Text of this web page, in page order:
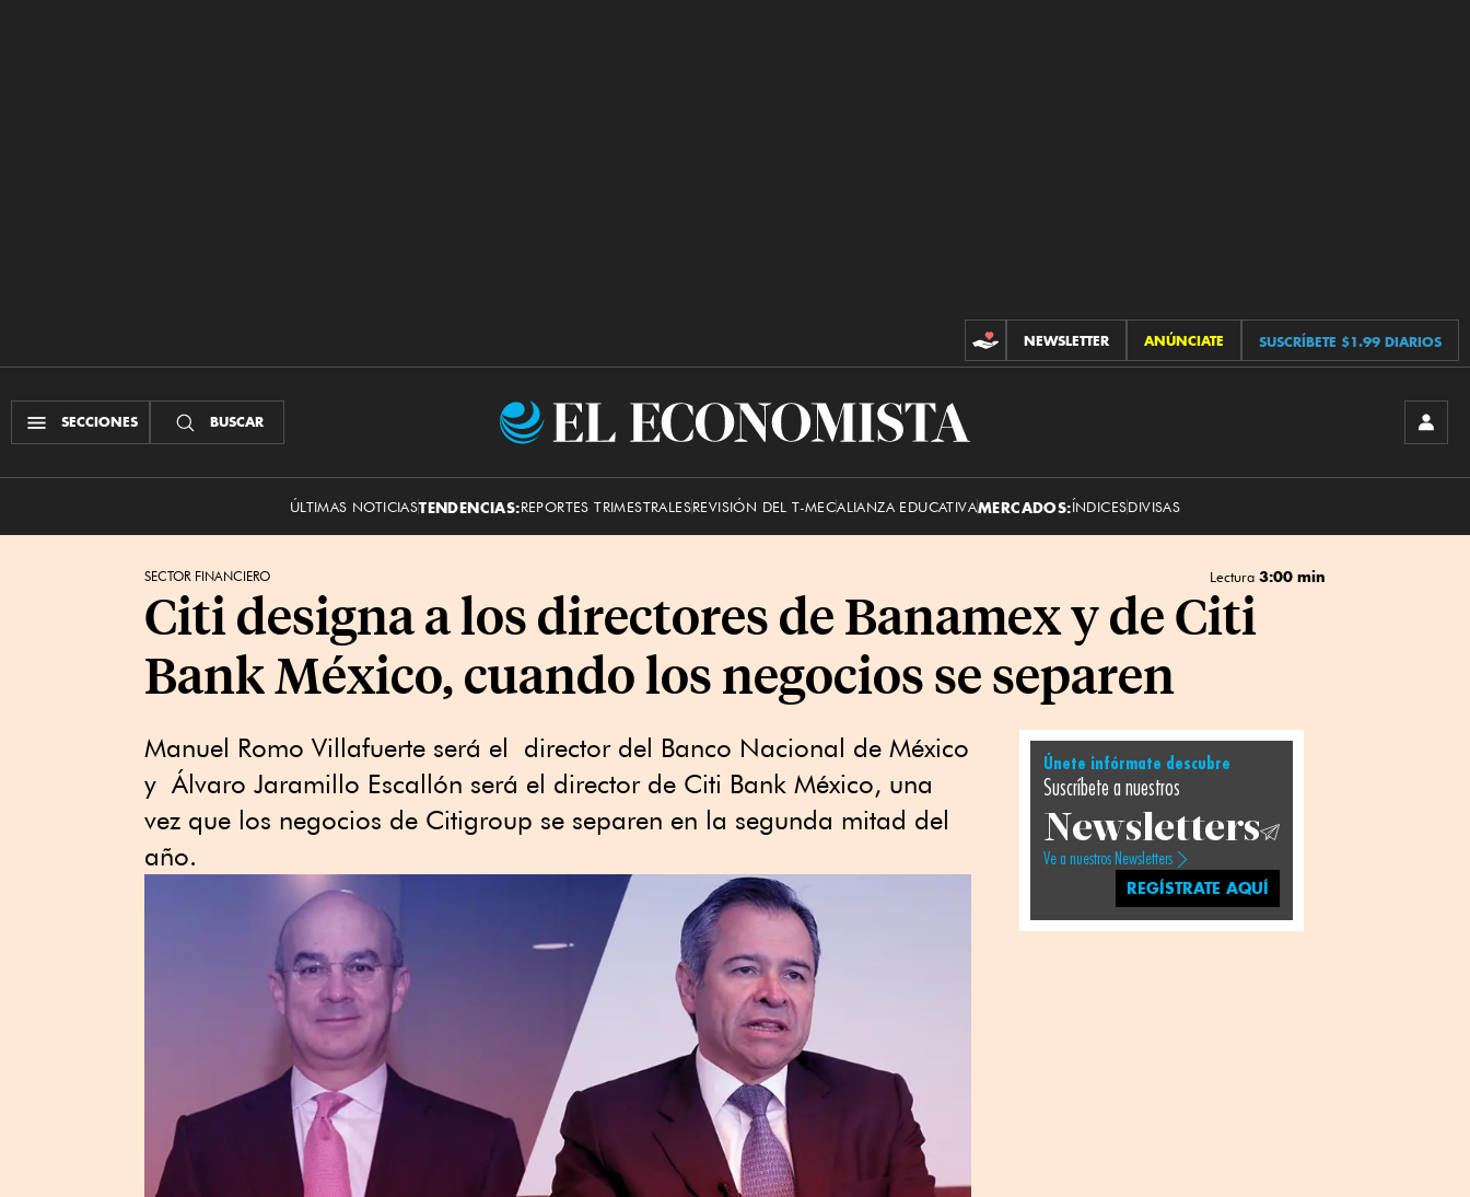
CONTRIBUCIONES
NEWSLETTER ANÚNCIATE SUSCRÍBETE $1.99 DIARIOS
SECCIONES BUSCAR
El
ÚLTIMAS NOTICIASTENDENCIAS:REPORTES TRIMESTRALESREVISIÓN DEL T-MECALIANZA EDUCATIVAMERCADOS:ÍNDICESDIVISAS
SECTOR FINANCIERO Lectura 3:00 min
Citi designa a los directores de Banamex y de Citi
Bank México, cuando los negocios se separen
Manuel Romo Villafuerte será el director del Banco Nacional de México
y Álvaro Jaramillo Escallón será el director de Citi Bank México, una
vez que los negocios de Citigroup se separen en la segunda mitad del
año.
Únete infórmate descubre
Suscríbete a nuestros
Newsletters
Ve a nuestros Newsletters
REGÍSTRATE AQUÍ